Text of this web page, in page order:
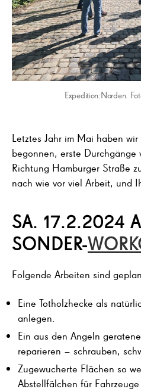
Expedition:Norden.
Letztes Jahr im Mai haben
begonnen, erste Durchgänge
Richtung Hamburger Straße
nach wie vor viel Arbeit, und
SA. 17.2.2024
SONDER-
Folgende Arbeiten sind
Eine Totholzhecke als
anlegen.
Ein aus den Angeln
reparieren – schrauben,
Zugewucherte Flächen so
Abstellfälchen für